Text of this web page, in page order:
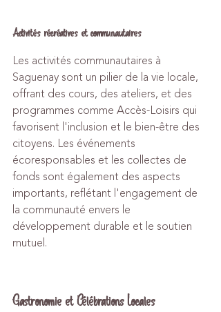
Activités récréatives et communautaires
Les activités communautaires à
Saguenay sont un pilier de la vie locale,
offrant des cours, des ateliers, et des
programmes comme Accès-Loisirs qui
favorisent l'inclusion et le bien-être des
citoyens. Les événements
écoresponsables et les collectes de
fonds sont également des aspects
importants, reflétant l'engagement de
la communauté envers le
développement durable et le soutien
mutuel.
Gastronomie et Célébrations Locales